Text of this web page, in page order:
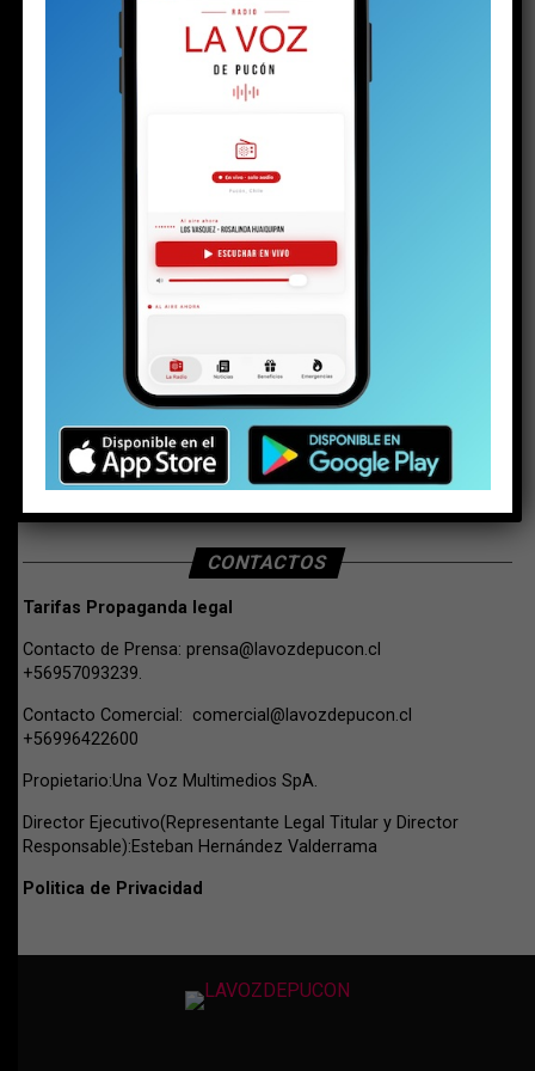
BUSCAR
CONTACTOS
Tarifas Propaganda legal
Contacto de Prensa: prensa@lavozdepucon.cl
+56957093239.
Contacto Comercial: comercial@lavozdepucon.cl
+56996422600
Propietario:Una Voz Multimedios SpA.
Director Ejecutivo(Representante Legal Titular y Director
Responsable):Esteban Hernández Valderrama
Politica de Privacidad